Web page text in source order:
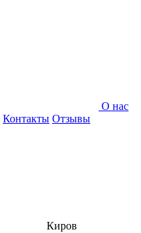
О нас
Контакты Отзывы
Киров